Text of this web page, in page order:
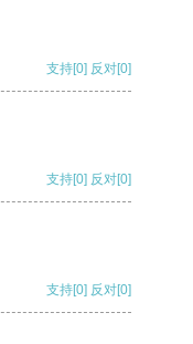
支持[0] 反对[0]
支持[0] 反对[0]
支持[0] 反对[0]